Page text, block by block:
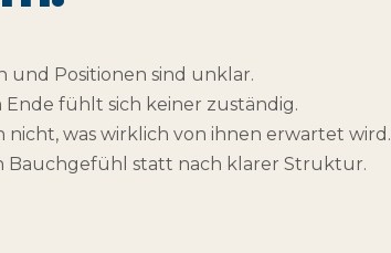
und Positionen sind unklar.
Ende fühlt sich keiner zuständig.
nicht, was wirklich von ihnen erwartet wird.
Bauchgefühl statt nach klarer Struktur.